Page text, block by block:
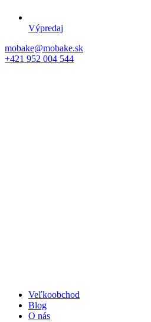
Výpredaj
mobake@mobake.sk
+421 952 004 544
Veľkoobchod
Blog
O nás